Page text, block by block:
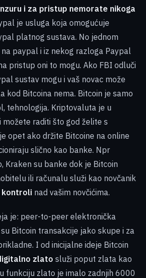
i za pristup nemorate nikoga
je usluga koja omogućuje
platnog sustava. No jednom
paypal i iz nekog razloga Paypal
pristup oni to mogu. Ako FBI odluči
sustav mogu i vaš novac može
kod Bitcoina nema. Bitcoin je samo
tehnologija. Kriptovaluta je u
možete raditi što god želite s
opet ako držite Bitcoine na online
slično kao banke. Npr
Kraken su banke dok je Bitcoin
ili računalu služi kao novčanik
kontroli nad vašim novčićima.
je: peer-to-peer elektronička
Bitcoin transakcije jako skupe i za
I od inicijalne ideje Bitcoin
zlato služi poput zlata kao
funkciju zlato je imalo zadnjih 6000